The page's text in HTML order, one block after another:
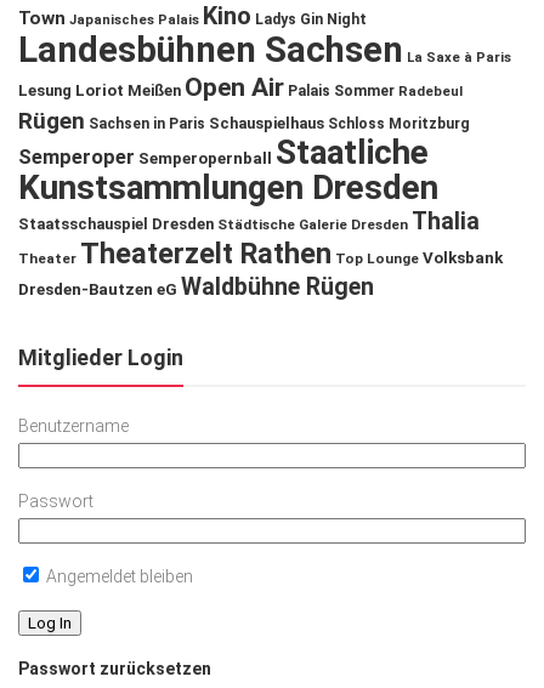
Town Japanisches Palais Kino Ladys Gin Night
Landesbühnen Sachsen La Saxe à Paris
Lesung Loriot Meißen Open Air Palais Sommer Radebeul
Rügen Sachsen in Paris Schauspielhaus Schloss Moritzburg
Semperoper Semperopernball
Staatliche
Kunstsammlungen Dresden
Staatsschauspiel Dresden Städtische Galerie Dresden Thalia
Theater Theaterzelt Rathen Top Lounge Volksbank
Dresden-Bautzen eG Waldbühne Rügen
Mitglieder Login
Benutzername
Passwort
Angemeldet bleiben
Passwort zurücksetzen